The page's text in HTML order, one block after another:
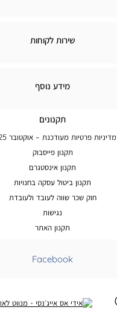
שירות לקוחות
מידע
מידע נוסף
תקנונים
מדיניות פרטיות מעודכנת – אוקטובר 2025
תקנון פייסבוק
תקנון אינסטגרם
תקנון ביטול עסקה בחנויות
חוק שכר שווה לעובד ולעובדת
נגישות
תקנון האתר
Facebook